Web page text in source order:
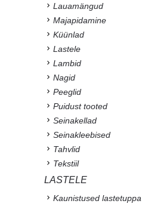
Lauamängud
Majapidamine
Küünlad
Lastele
Lambid
Nagid
Peeglid
Puidust tooted
Seinakellad
Seinakleebised
Tahvlid
Tekstiil
LASTELE
Kaunistused lastetuppa